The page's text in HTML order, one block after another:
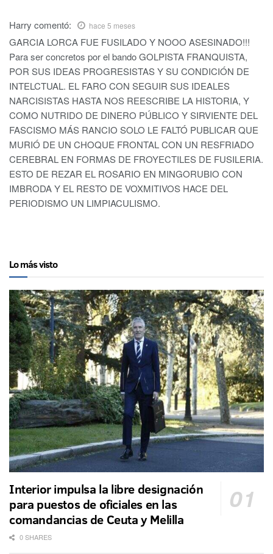
Harry comentó: hace 5 meses
GARCIA LORCA FUE FUSILADO Y NOOO ASESINADO!!!
Para ser concretos por el bando GOLPISTA FRANQUISTA,
POR SUS IDEAS PROGRESISTAS Y SU CONDICIÓN DE
INTELCTUAL. EL FARO CON SEGUIR SUS IDEALES
NARCISISTAS HASTA NOS REESCRIBE LA HISTORIA, Y
COMO NUTRIDO DE DINERO PÚBLICO Y SIRVIENTE DEL
FASCISMO MÁS RANCIO SOLO LE FALTÓ PUBLICAR QUE
MURIÓ DE UN CHOQUE FRONTAL CON UN RESFRIADO
CEREBRAL EN FORMAS DE FROYECTILES DE FUSILERIA.
ESTO DE REZAR EL ROSARIO EN MINGORUBIO CON
IMBRODA Y EL RESTO DE VOXMITIVOS HACE DEL
PERIODISMO UN LIMPIACULISMO.
Lo más visto
Interior impulsa la libre designación
para puestos de oficiales en las
comandancias de Ceuta y Melilla
0 SHARES